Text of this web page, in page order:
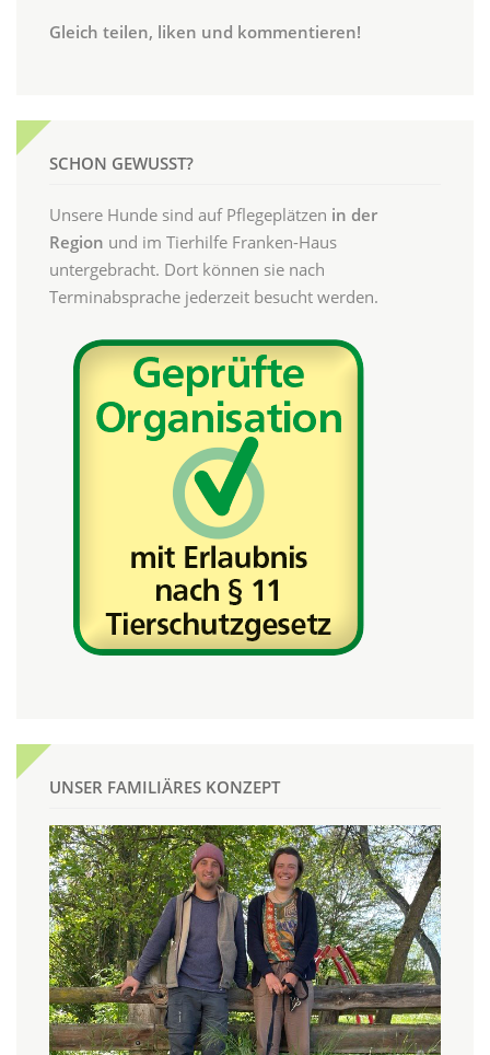
Gleich teilen, liken und kommentieren!
SCHON GEWUSST?
Unsere Hunde sind auf Pflegeplätzen in der
Region und im Tierhilfe Franken-Haus
untergebracht. Dort können sie nach
Terminabsprache jederzeit besucht werden.
UNSER FAMILIÄRES KONZEPT